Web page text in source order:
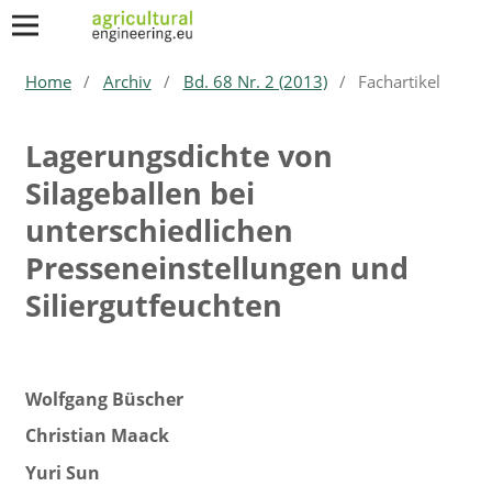
Home / Archiv / Bd. 68 Nr. 2 (2013) / Fachartikel
Lagerungsdichte von
Silageballen bei
unterschiedlichen
Presseneinstellungen und
Siliergutfeuchten
Wolfgang Büscher
Christian Maack
Yuri Sun